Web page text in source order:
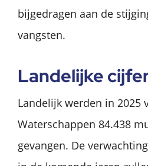
bijgedragen aan de
vangsten.
Landelijke
Landelijk werden in 2025
Waterschappen 84.438
gevangen. De